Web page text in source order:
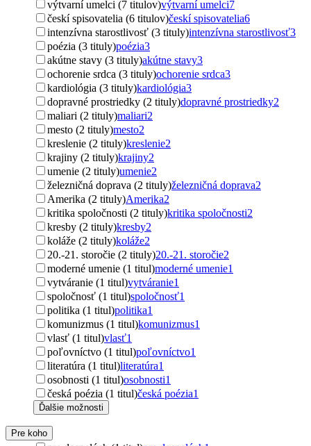
výtvarní umelci (7 titulov)výtvarní umelci7
českí spisovatelia (6 titulov)českí spisovatelia6
intenzívna starostlivosť (3 tituly)intenzívna starostlivosť3
poézia (3 tituly)poézia3
akútne stavy (3 tituly)akútne stavy3
ochorenie srdca (3 tituly)ochorenie srdca3
kardiológia (3 tituly)kardiológia3
dopravné prostriedky (2 tituly)dopravné prostriedky2
maliari (2 tituly)maliari2
mesto (2 tituly)mesto2
kreslenie (2 tituly)kreslenie2
krajiny (2 tituly)krajiny2
umenie (2 tituly)umenie2
železničná doprava (2 tituly)železničná doprava2
Amerika (2 tituly)Amerika2
kritika spoločnosti (2 tituly)kritika spoločnosti2
kresby (2 tituly)kresby2
koláže (2 tituly)koláže2
20.-21. storočie (2 tituly)20.-21. storočie2
moderné umenie (1 titul)moderné umenie1
vytváranie (1 titul)vytváranie1
spoločnosť (1 titul)spoločnosť1
politika (1 titul)politika1
komunizmus (1 titul)komunizmus1
vlasť (1 titul)vlasť1
poľovníctvo (1 titul)poľovníctvo1
literatúra (1 titul)literatúra1
osobnosti (1 titul)osobnosti1
česká poézia (1 titul)česká poézia1
Ďalšie možnosti
Pre koho